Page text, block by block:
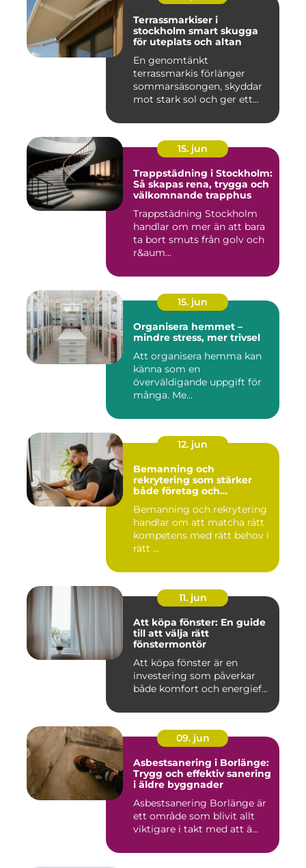
Terrassmarkiser i
stockholm smart skugga
för uteplats och altan
En genomtänkt
terrassmarkis förlänger
sommarsäsongen, skyddar
mot stark sol och ger ett
15. jun
Trappstädning i Stockholm:
Så skapas rena, trygga och
välkomnande trapphus
Trappstädning Stockholm
handlar om mer än att bara
ta bort smuts från golv och
r&aum...
15. jun
Organisera hemmet –
mindre stress, mer trivsel
Att organisera hemma kan
känna som en
överväldigande uppgift för
många. Me...
12. jun
Bemanning och
rekrytering som stärker
både företag och
Bemanning och rekrytering
handlar om att matcha rätt
kompetens med rätt behov i
rätt ...
11. jun
Att köpa fönster: En guide
till att välja rätt
fönstermontör
Att köpa fönster är en
investering som påverkar
både komfort och energief...
09. jun
Asbestsanering i Borlänge:
Trygg och effektiv sanering
i äldre byggnader
Asbestsanering Borlänge är
ett område som blivit allt
viktigare i takt med att ä...